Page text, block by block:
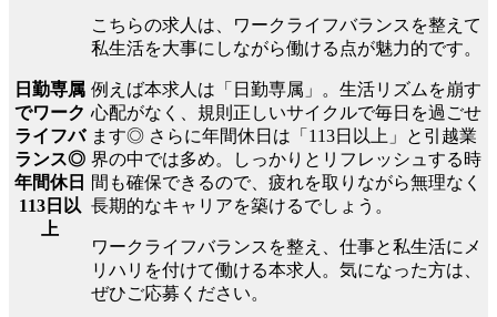
日勤専属
でワーク
ライフバ
ランス◎
年間休日
113日以
上
こちらの求人は、ワークライフバランスを整えて
私生活を大事にしながら働ける点が魅力的です。
例えば本求人は「日勤専属」。生活リズムを崩す
心配がなく、規則正しいサイクルで毎日を過ごせ
ます◎ さらに年間休日は「113日以上」と引越業
界の中では多め。しっかりとリフレッシュする時
間も確保できるので、疲れを取りながら無理なく
長期的なキャリアを築けるでしょう。
ワークライフバランスを整え、仕事と私生活にメ
リハリを付けて働ける本求人。気になった方は、
ぜひご応募ください。